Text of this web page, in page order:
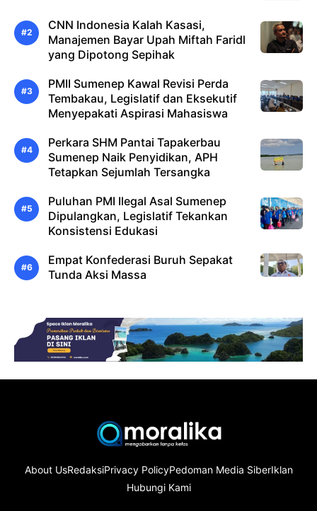
CNN Indonesia Kalah Kasasi,
Manajemen Bayar Upah Miftah Faridl
yang Dipotong Sepihak
PMII Sumenep Kawal Revisi Perda
Tembakau, Legislatif dan Eksekutif
Menyepakati Aspirasi Mahasiswa
Perkara SHM Pantai Tapakerbau
Sumenep Naik Penyidikan, APH
Tetapkan Sejumlah Tersangka
Puluhan PMI Ilegal Asal Sumenep
Dipulangkan, Legislatif Tekankan
Konsistensi Edukasi
Empat Konfederasi Buruh Sepakat
Tunda Aksi Massa
About UsRedaksiPrivacy PolicyPedoman Media SiberIklan
Hubungi Kami